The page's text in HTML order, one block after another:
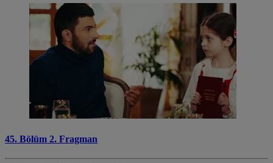
45. Bölüm 2. Fragman